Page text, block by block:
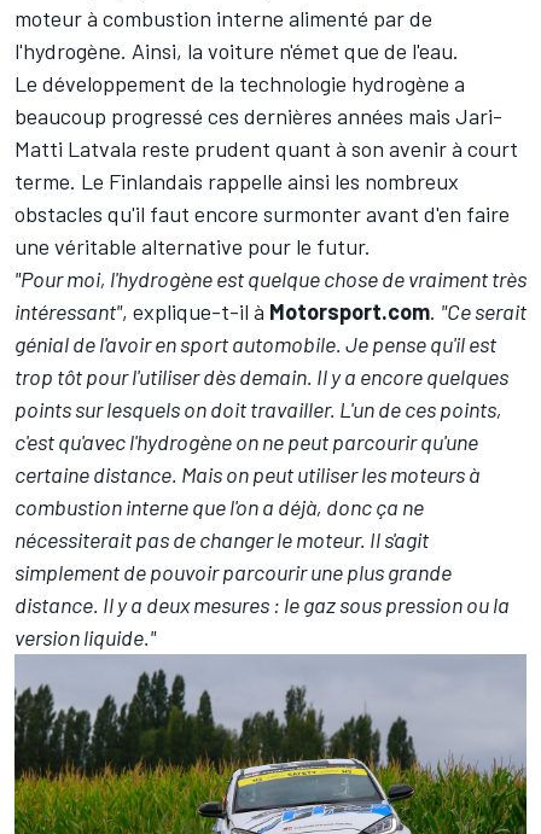
moteur à combustion interne alimenté par de
l'hydrogène. Ainsi, la voiture n'émet que de l'eau.
Le développement de la technologie hydrogène a
beaucoup progressé ces dernières années mais Jari-
Matti Latvala reste prudent quant à son avenir à court
terme. Le Finlandais rappelle ainsi les nombreux
obstacles qu'il faut encore surmonter avant d'en faire
une véritable alternative pour le futur.
"Pour moi, l'hydrogène est quelque chose de vraiment très
intéressant", explique-t-il à Motorsport.com. "Ce serait
génial de l'avoir en sport automobile. Je pense qu'il est
trop tôt pour l'utiliser dès demain. Il y a encore quelques
points sur lesquels on doit travailler. L'un de ces points,
c'est qu'avec l'hydrogène on ne peut parcourir qu'une
certaine distance. Mais on peut utiliser les moteurs à
combustion interne que l'on a déjà, donc ça ne
nécessiterait pas de changer le moteur. Il s'agit
simplement de pouvoir parcourir une plus grande
distance. Il y a deux mesures : le gaz sous pression ou la
version liquide."